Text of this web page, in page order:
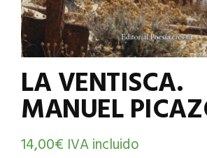
LA VENTISCA.
MANUEL
14,00€ IVA incluido